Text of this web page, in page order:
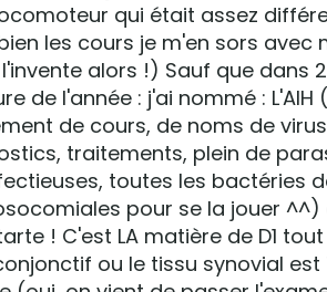
qui était assez
les cours je m'en sors avec
alors !) Sauf que dans
de l'année : j'ai nommé :
de cours, de noms de
traitements, plein de
toutes les bactéries
pour se la jouer ^^)
! C'est LA matière de D1
ou le tissu synovial est